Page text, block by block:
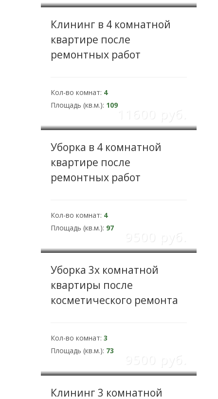
Клининг в 4 комнатной
квартире после
ремонтных работ
Кол-во комнат: 4
Площадь (кв.м.): 109
Уборка в 4 комнатной
квартире после
ремонтных работ
Кол-во комнат: 4
Площадь (кв.м.): 97
Уборка 3х комнатной
квартиры после
косметического ремонта
Кол-во комнат: 3
Площадь (кв.м.): 73
Клининг 3 комнатной